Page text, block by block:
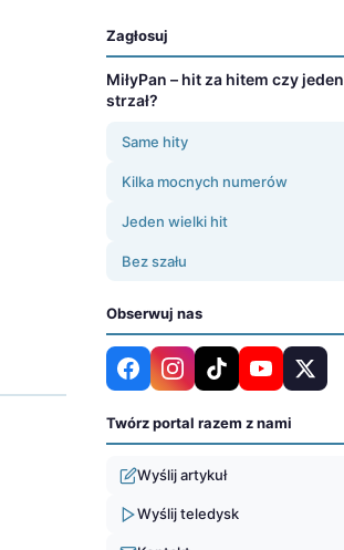
Zagłosuj
MiłyPan – hit za hitem czy jeden
strzał?
Same hity
Kilka mocnych numerów
Jeden wielki hit
Bez szału
Obserwuj nas
Twórz portal razem z nami
Wyślij artykuł
Wyślij teledysk